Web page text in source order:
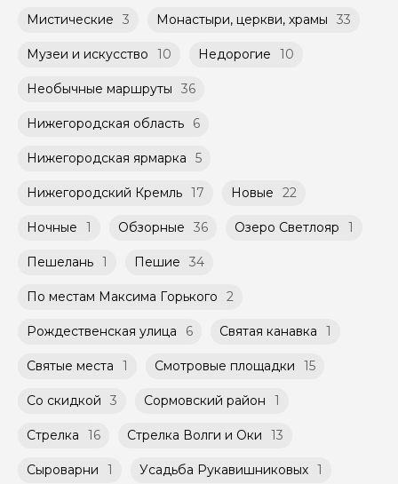
Мистические 3 Монастыри, церкви, храмы 33
Музеи и искусство 10 Недорогие 10
Необычные маршруты 36
Нижегородская область 6
Нижегородская ярмарка 5
Нижегородский Кремль 17 Новые 22
Ночные 1 Обзорные 36 Озеро Светлояр 1
Пешелань 1 Пешие 34
По местам Максима Горького 2
Рождественская улица 6 Святая канавка 1
Святые места 1 Смотровые площадки 15
Со скидкой 3 Сормовский район 1
Стрелка 16 Стрелка Волги и Оки 13
Сыроварни 1 Усадьба Рукавишниковых 1